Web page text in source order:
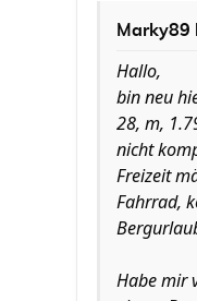
Marky89
Hallo,
bin neu
28, m,
nicht
Freizeit
Fahrrad,
Habe mir